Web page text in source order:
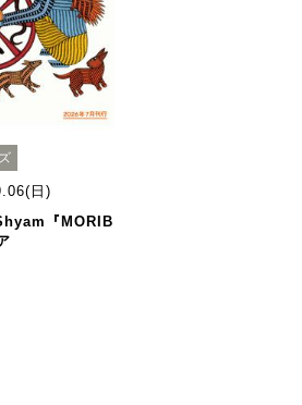
日)
『MORIB